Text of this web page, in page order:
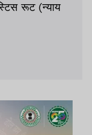
रूट (न्याय